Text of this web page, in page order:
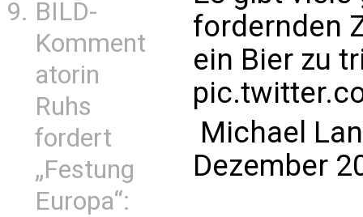
BILD-
Komment
atorin
Ruhs
fordert
„Festung
Europa“:
fordernden
ein Bier zu
 Michael
Dezember